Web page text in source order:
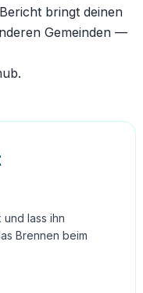
bringt deinen
Gemeinden —
.
lass ihn
Brennen beim